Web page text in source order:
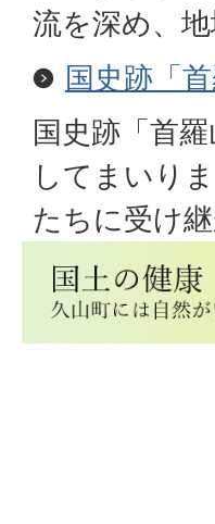
流を深め、
国史跡「
国史跡「首
してまいり
たちに受け